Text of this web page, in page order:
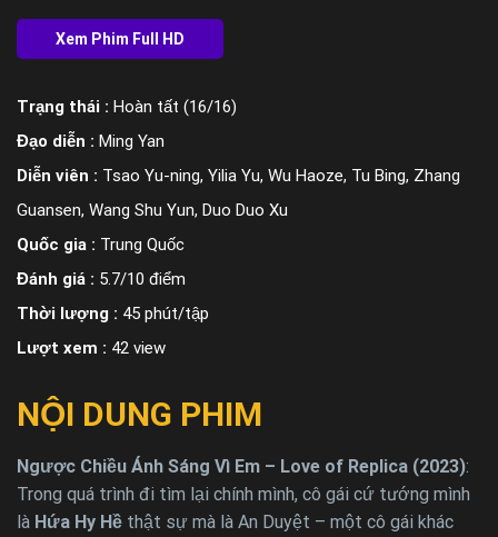
Trạng thái : Hoàn tất (16/16)
Đạo diễn : Ming Yan
Diễn viên : Tsao Yu-ning, Yilia Yu, Wu Haoze, Tu Bing, Zhang
Guansen, Wang Shu Yun, Duo Duo Xu
Quốc gia : Trung Quốc
Đánh giá : 5.7/10 điểm
Thời lượng : 45 phút/tập
Lượt xem : 42 view
NỘI DUNG PHIM
Ngược Chiều Ánh Sáng Vì Em – Love of Replica (2023):
Trong quá trình đi tìm lại chính mình, cô gái cứ tướng mình
là Hứa Hy Hề thật sự mà là An Duyệt – một cô gái khác